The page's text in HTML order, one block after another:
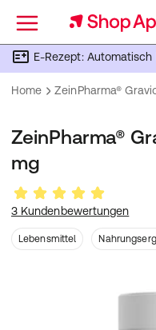
Menü
E-Rezept:
Home ZeinPharma®
ZeinPharma®
mg
3 Kundenbewertungen
Lebensmittel